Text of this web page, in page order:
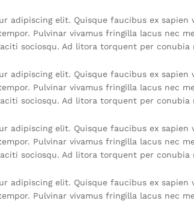
adipiscing elit. Quisque faucibus ex
Pulvinar vivamus fringilla lacus nec
sociosqu. Ad litora torquent per conubia
adipiscing elit. Quisque faucibus ex
Pulvinar vivamus fringilla lacus nec
sociosqu. Ad litora torquent per conubia
adipiscing elit. Quisque faucibus ex
Pulvinar vivamus fringilla lacus nec
sociosqu. Ad litora torquent per conubia
adipiscing elit. Quisque faucibus ex
Pulvinar vivamus fringilla lacus nec